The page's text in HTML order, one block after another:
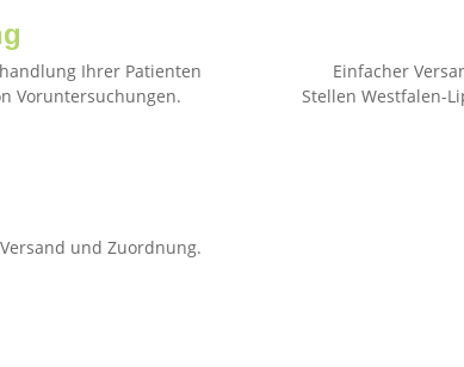
Ihrer Patienten
Voruntersuchungen.
Einfacher
Stellen Westfalen-
und Zuordnung.